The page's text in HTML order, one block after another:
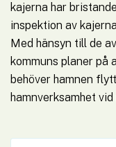
kajerna har
inspektion av
Med hänsyn till de
kommuns planer på
behöver hamnen
hamnverksamhet